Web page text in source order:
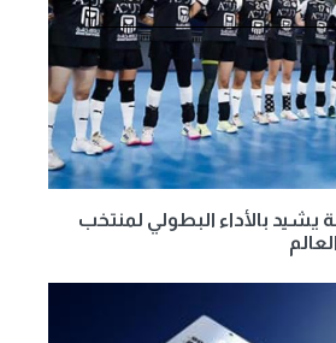
يشيد بالأداء البطولي لمنتخب